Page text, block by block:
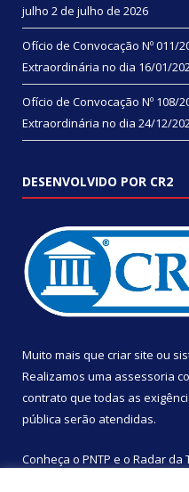
julho 2 de julho de 2026
Ofício de Convocação Nº 011/
Extraordinária no dia 16/01/
Ofício de Convocação Nº 108/
Extraordinária no dia 24/12/
DESENVOLVIDO POR CR2
Muito mais que criar site ou
Realizamos uma assessoria
contrato que todas as
pública serão atendidas.
Conheça o PNTP e o Radar da